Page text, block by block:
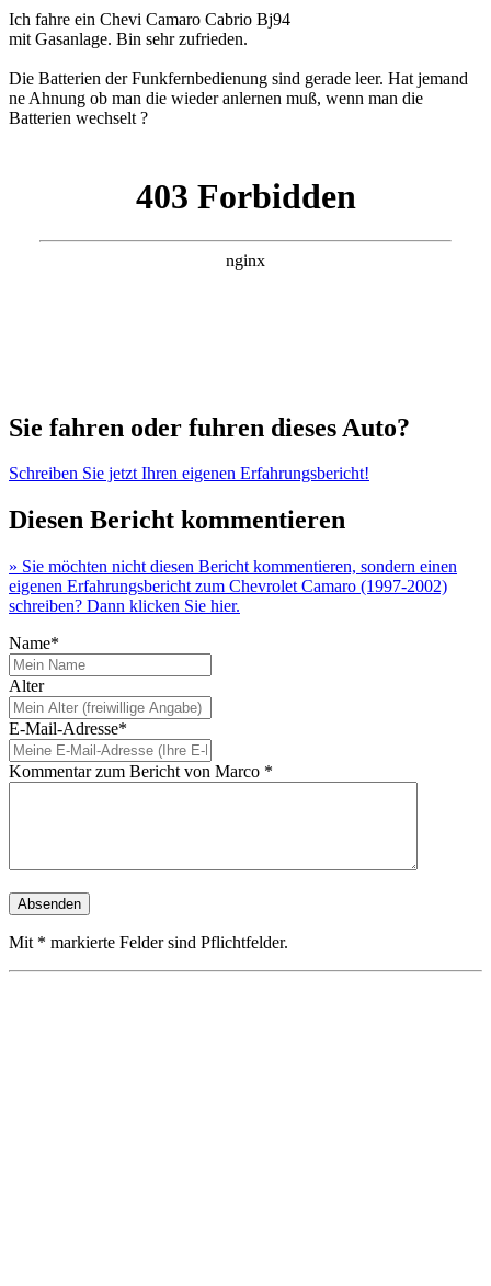
Ich fahre ein Chevi Camaro Cabrio Bj94
mit Gasanlage. Bin sehr zufrieden.
Die Batterien der Funkfernbedienung sind gerade leer. Hat jemand
ne Ahnung ob man die wieder anlernen muß, wenn man die
Batterien wechselt ?
Sie fahren oder fuhren dieses Auto?
Schreiben Sie jetzt Ihren eigenen Erfahrungsbericht!
Diesen Bericht kommentieren
» Sie möchten nicht diesen Bericht kommentieren, sondern einen
eigenen Erfahrungsbericht zum Chevrolet Camaro (1997-2002)
schreiben? Dann klicken Sie hier.
Name*
Alter
E-Mail-Adresse*
Kommentar zum Bericht von Marco *
Mit * markierte Felder sind Pflichtfelder.